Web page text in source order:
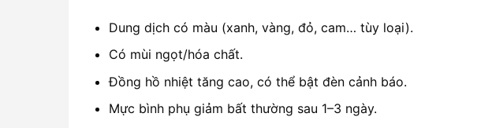
Dung dịch có màu (xanh, vàng, đỏ, cam… tùy loại).
Có mùi ngọt/hóa chất.
Đồng hồ nhiệt tăng cao, có thể bật đèn cảnh báo.
Mực bình phụ giảm bất thường sau 1–3 ngày.